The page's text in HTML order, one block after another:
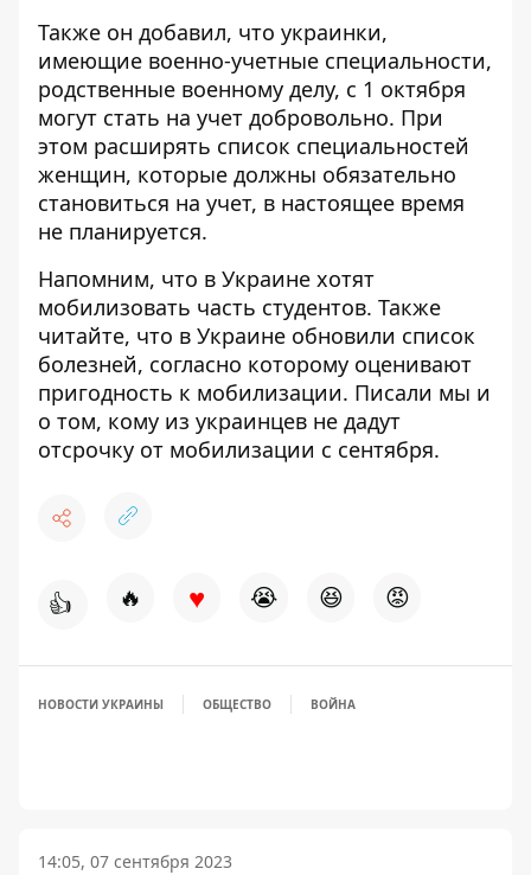
Также он добавил, что украинки,
имеющие военно-учетные специальности,
родственные военному делу, с 1 октября
могут стать на учет добровольно. При
этом расширять список специальностей
женщин, которые должны обязательно
становиться на учет, в настоящее время
не планируется.
Напомним, что в Украине хотят
мобилизовать часть студентов. Также
читайте, что в Украине обновили список
болезней, согласно которому оценивают
пригодность к мобилизации. Писали мы и
о том, кому из украинцев не дадут
отсрочку от мобилизации с сентября.
👍 🔥 ♥ 😭 😆 😡
НОВОСТИ УКРАИНЫ ОБЩЕСТВО ВОЙНА
14:05, 07 сентября 2023